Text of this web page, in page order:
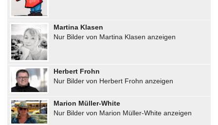
Martina Klasen
Nur Bilder von Martina Klasen anzeigen
Herbert Frohn
Nur Bilder von Herbert Frohn anzeigen
Marion Müller-White
Nur Bilder von Marion Müller-White anzeigen